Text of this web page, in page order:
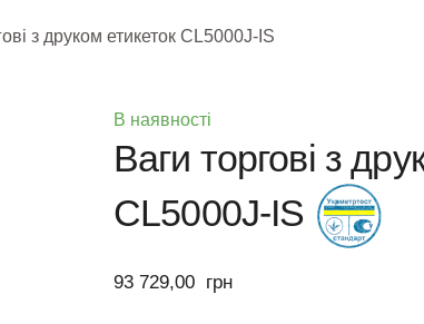
з друком етикеток CL5000J-IS
В наявності
Ваги торгові з
CL5000J-IS
93 729,00  грн